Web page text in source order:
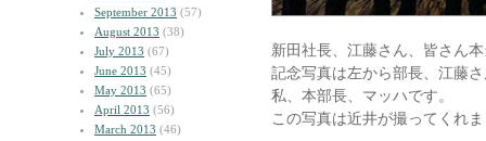
September 2013 (57)
August 2013 (38)
July 2013 (67)
June 2013 (45)
May 2013 (65)
April 2013 (56)
March 2013 (46)
新田社長、江藤さん、皆さん
記念写真は左から部長、江藤
私、本部長、マッハです。
この写真は近井が撮ってくれ